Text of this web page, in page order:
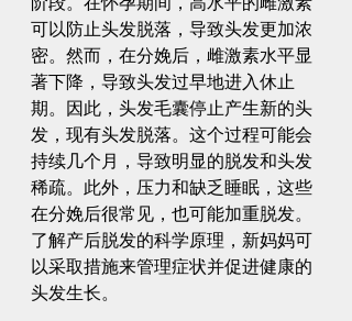
可以防止头发脱落，导致头发更加浓
密。然而，在分娩后，雌激素水平显
著下降，导致头发过早地进入休止
期。因此，头发毛囊停止产生新的头
发，现有头发脱落。这个过程可能会
持续几个月，导致明显的脱发和头发
稀疏。此外，压力和缺乏睡眠，这些
在分娩后很常见，也可能加重脱发。
了解产后脱发的科学原理，新妈妈可
以采取措施来管理症状并促进健康的
头发生长。